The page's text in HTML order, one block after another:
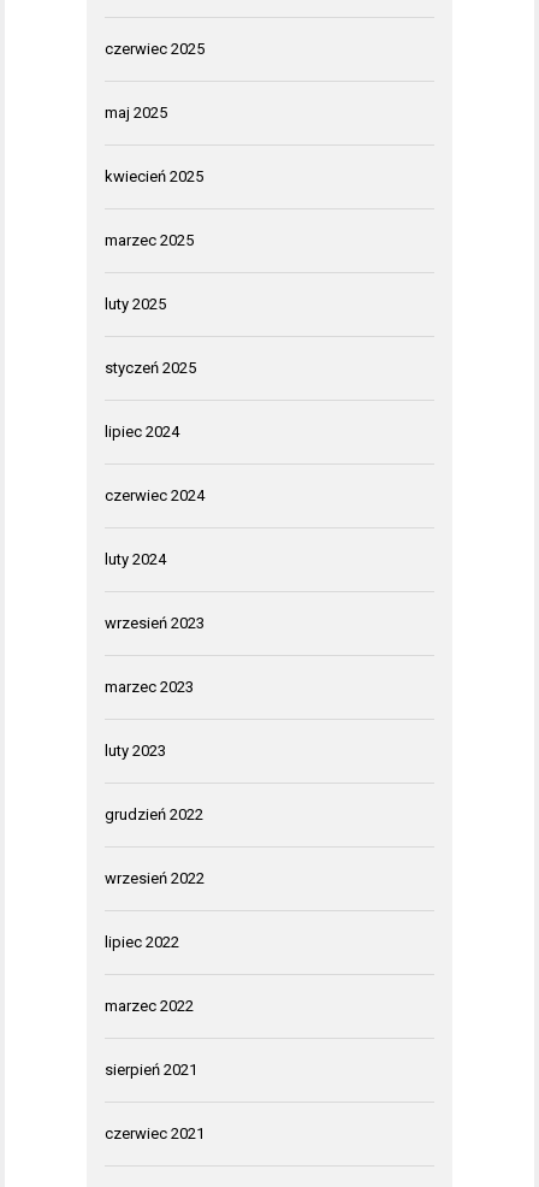
czerwiec 2025
maj 2025
kwiecień 2025
marzec 2025
luty 2025
styczeń 2025
lipiec 2024
czerwiec 2024
luty 2024
wrzesień 2023
marzec 2023
luty 2023
grudzień 2022
wrzesień 2022
lipiec 2022
marzec 2022
sierpień 2021
czerwiec 2021